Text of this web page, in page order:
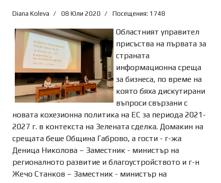
Diana Koleva 08 Юли 2020 Посещения: 1748
Областният управител
присъства на първата за
страната
информационна среща
за бизнеса, по време на
която бяха дискутирани
въпроси свързани с
новата кохезионна политика на ЕС за периода 2021-
2027 г. в контекста на Зелената сделка. Домакин на
срещата беше Община Габрово, а гости - г-жа
Деница Николова – Заместник - министър на
регионалното развитие и благоустройството и г-н
Жечо Станков – Заместник - министър на